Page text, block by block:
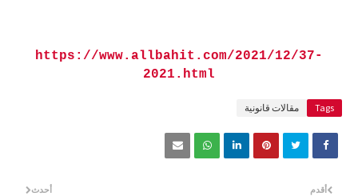
https://www.allbahit.com/2021/12/37-
2021.html
Tags مقالات قانونية
أحدث أقدم